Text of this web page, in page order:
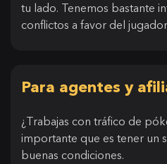
tu lado. Tenemos bastante
conflictos a favor del
Para agentes y
¿Trabajas con tráfico de
importante que es tener un
buenas condiciones.